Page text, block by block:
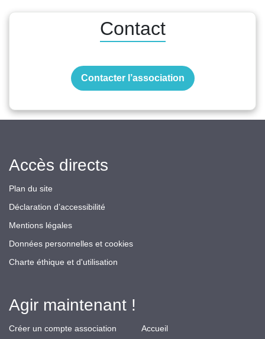
Contact
Contacter l’association
Accès directs
Plan du site
Déclaration d’accessibilité
Mentions légales
Données personnelles et cookies
Charte éthique et d'utilisation
Agir maintenant !
Créer un compte association
Accueil